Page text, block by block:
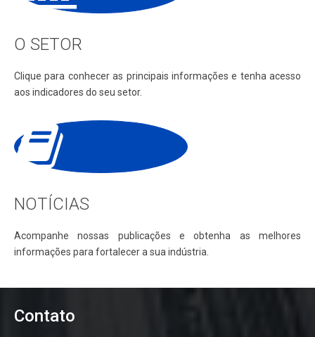
O SETOR
Clique para conhecer as principais informações e tenha acesso
aos indicadores do seu setor.
NOTÍCIAS
Acompanhe nossas publicações e obtenha as melhores
informações para fortalecer a sua indústria.
Contato